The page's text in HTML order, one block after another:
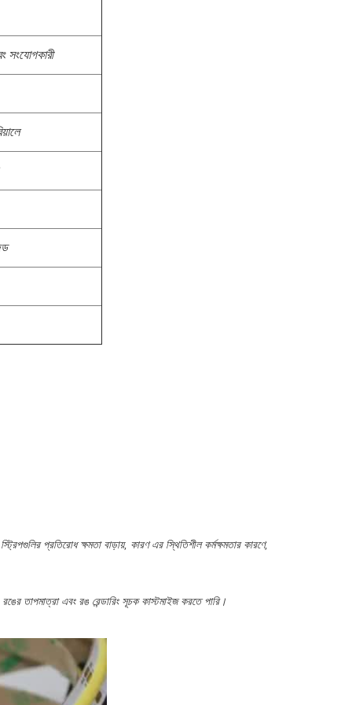
সংযোগকারী
প্রতিরোধ ক্ষমতা বাড়ায়, কারণ এর স্থিতিশীল কর্মক্ষমতার কারণে,
তাপমাত্রা এবং রঙ রেন্ডারিং সূচক কাস্টমাইজ করতে পারি।